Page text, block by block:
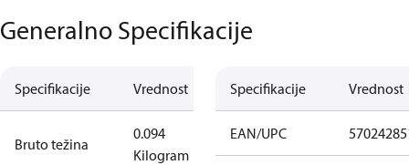
Generalno Specifikacije
Specifikacije Vrednost
Bruto težina
0.094
Kilogram
Specifikacije Vrednost
EAN/UPC